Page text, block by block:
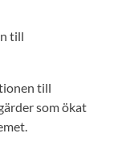
till
till
som ökat